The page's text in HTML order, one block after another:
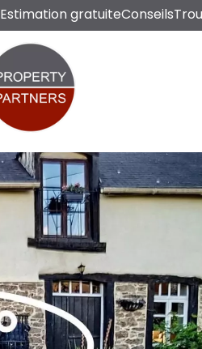
Estimation gratuiteConseils